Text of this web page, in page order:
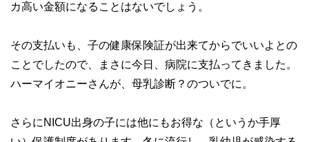
カ高い金額になることはないでしょう。
その支払いも、子の健康保険証が出来てからでいいよとの
ことでしたので、まさに今日、病院に支払ってきました。
ハーマイオニーさんが、母乳診断？のついでに。
さらにNICU出身の子には他にもお得な（というか手厚